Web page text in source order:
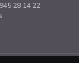
28 14 22